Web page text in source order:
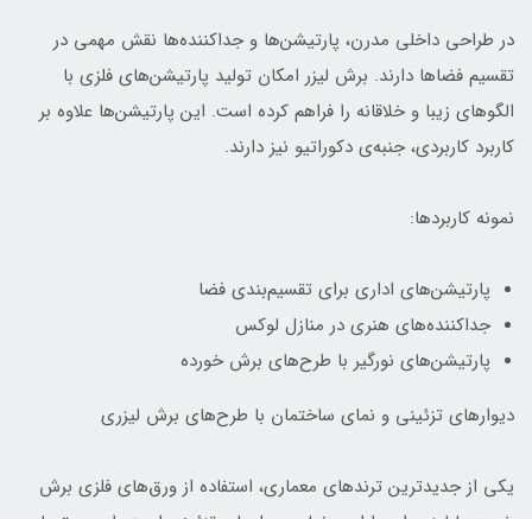
در طراحی داخلی مدرن، پارتیشن‌ها و جداکننده‌ها نقش مهمی در
تقسیم فضاها دارند. برش لیزر امکان تولید پارتیشن‌های فلزی با
الگوهای زیبا و خلاقانه را فراهم کرده است. این پارتیشن‌ها علاوه بر
کاربرد کاربردی، جنبه‌ی دکوراتیو نیز دارند.
نمونه کاربردها:
پارتیشن‌های اداری برای تقسیم‌بندی فضا
جداکننده‌های هنری در منازل لوکس
پارتیشن‌های نورگیر با طرح‌های برش خورده
دیوارهای تزئینی و نمای ساختمان با طرح‌های برش لیزری
یکی از جدیدترین ترندهای معماری، استفاده از ورق‌های فلزی برش